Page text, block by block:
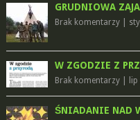
GRUDNIOWA
Brak komentarzy|
W ZGODZIE Z
Brak komentarzy|
ŚNIADANIE NAD